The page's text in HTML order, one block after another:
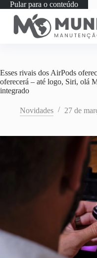
Pular para o conteúdo
Esses rivais dos AirPods
oferecerá – até logo, Siri, olá
integrado
Novidades 27 de